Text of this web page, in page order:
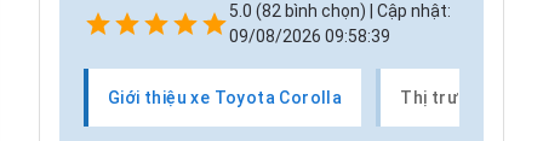
5.0 (82 bình chọn) | Cập nhật:
09/08/2026 09:58:39
Giới thiệu xe Toyota Corolla Thị trường xe